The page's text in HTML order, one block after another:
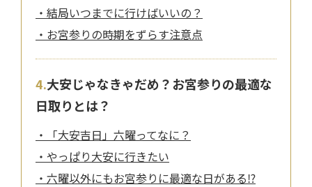
結局いつまでに行けばいいの？
お宮参りの時期をずらす注意点
大安じゃなきゃだめ？お宮参りの最適な
日取りとは？
「大安吉日」六曜ってなに？
やっぱり大安に行きたい
六曜以外にもお宮参りに最適な日がある⁉